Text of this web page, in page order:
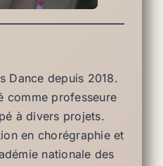
Dance depuis 2018.
comme professeure
à divers projets.
en chorégraphie et
nationale des